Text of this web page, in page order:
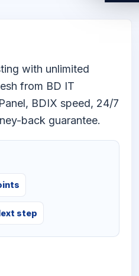
with unlimited
from BD IT
BDIX speed, 24/7
back guarantee.
step